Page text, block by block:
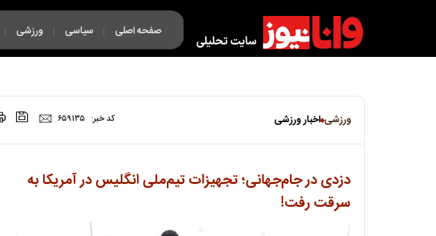
صفحه اصلی | سیاسی | ورزشی |
فکت لایف |
ورزشی اخبار ورزشی کد خبر: ۶۵۹۱۳۵
دزدی در جام‌جهانی؛ تجهیزات تیم‌ملی انگلیس در آمریکا به
سرقت رفت!